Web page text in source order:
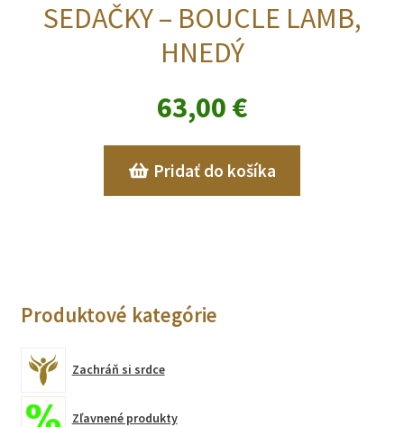
SEDAČKY – BOUCLE LAMB,
HNEDÝ
63,00 €
Pridať do košíka
Produktové kategórie
Zachráň si srdce
Zľavnené produkty